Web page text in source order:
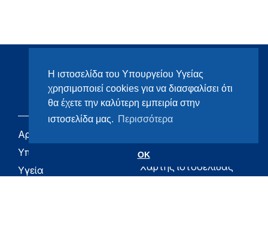
Η ιστοσελίδα του Υπουργείου Υγείας
χρησιμοποιεί cookies για να διασφαλίσει ότι
θα έχετε την καλύτερη εμπειρία στην
ιστοσελίδα μας. Περισσότερα
OK
Αρχική
Υπουργείο
Υγεία
Υγεία
Χάρτης ιστοσελίδας